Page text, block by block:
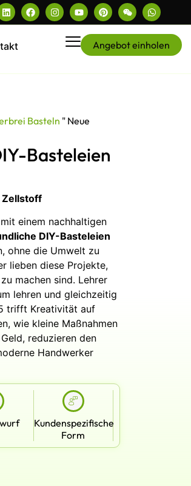
Angebot einholen
Basteln " Neue
Basteleien
Zellstoff
einem nachhaltigen
DIY-Basteleien
ohne die Umwelt zu
lieben diese Projekte,
machen sind. Lehrer
lehren und gleichzeitig
trifft Kreativität auf
wie kleine Maßnahmen
reduzieren den
Handwerker
Kundenspezifische
Form